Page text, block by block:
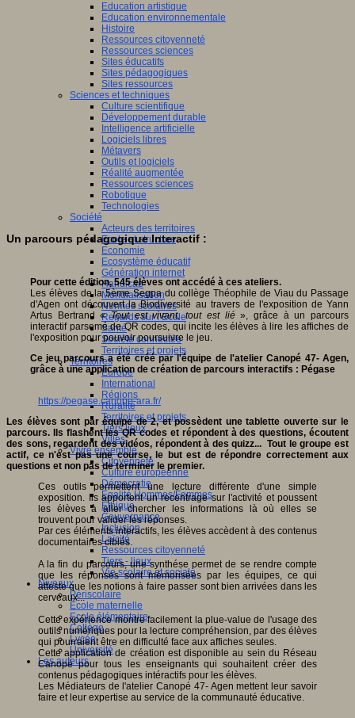
Education artistique
Education environnementale
Histoire
Ressources citoyenneté
Ressources sciences
Sites éducatifs
Sites pédagogiques
Sites ressources
Sciences et techniques
Culture scientifique
Développement durable
Intelligence artificielle
Logiciels libres
Métavers
Outils et logiciels
Réalité augmentée
Ressources sciences
Robotique
Technologies
Société
Acteurs des territoires
Ecole et structure
Economie
Ecosystème éducatif
Génération internet
Handicap
Mondialisation
Normes scolaires
Regards sur l’Ecole
Santé
Société connectée
Territoires et projets
Territoires
Europe
International
Régions
Ruralité
Territoires et projets
Tiers lieux
Villes
Vivre ensemble
Citoyenneté
Culture européenne
Démocratie
Egalité Hommes/Femmes
Ethique
Gouvernance
Inclusion
Laïcité
Ressources citoyenneté
Tiers - lieux
Vie scolaire et sociale
Niveaux
Périscolaire
Ecole maternelle
Ecole élémentaire
Collège
Lycée
Université
Les auteurs
Un parcours pédagogique Interactif :
Pour cette édition, 545 élèves ont accédé à ces ateliers.
Les élèves de la 5ème Segpa du collège Théophile de Viau du Passage
d'Agen ont découvert la Biodiversité au travers de l'exposition de Yann
Artus Bertrand «Tout est vivant, tout est lié», grâce à un parcours
interactif parsemé de QR codes, qui incite les élèves à lire les affiches de
l'exposition pour pouvoir poursuivre le jeu.
Ce jeu parcours a été créé par l'équipe de l'atelier Canopé 47- Agen,
grâce à une application de création de parcours interactifs : Pégase
https://pegase.canope-ara.fr/
Les élèves sont par équipe de 2, et possèdent une tablette ouverte sur le
parcours. Ils flashent les QR codes et répondent à des questions, écoutent
des sons, regardent des vidéos, répondent à des quizz... Tout le groupe est
actif, ce n'est pas une course, le but est de répondre correctement aux
questions et non pas de terminer le premier.
Ces outils permettent une lecture différente d'une simple
exposition. Ils apportent un recentrage sur l'activité et poussent
les élèves à aller chercher les informations là où elles se
trouvent pour valider les réponses.
Par ces éléments interactifs, les élèves accèdent à des contenus
documentaires ciblés.
A la fin du parcours, une synthése permet de se rendre compte
que les réponses sont mémorisées par les équipes, ce qui
atteste que les notions à faire passer sont bien arrivées dans les
cerveaux...
Cette expérience montre facilement la plue-value de l'usage des
outils numériques pour la lecture compréhension, par des élèves
qui pourraient être en difficulté face aux affiches seules.
Cette application de création est disponible au sein du Réseau
Canopé pour tous les enseignants qui souhaitent créer des
contenus pédagogiques intéractifs pour les élèves.
Les Médiateurs de l'atelier Canopé 47- Agen mettent leur savoir
faire et leur expertise au service de la communauté éducative.